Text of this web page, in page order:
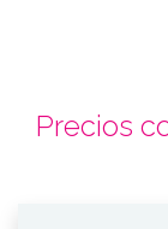
Precios